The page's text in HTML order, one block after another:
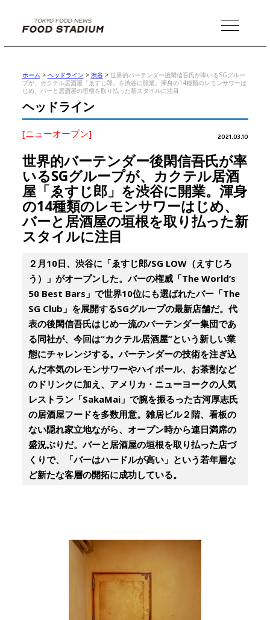
MENU
ホーム > ヘッドライン > 渋谷> 世界的バーテンダー後閑信吾氏が率いるSGグルー
プが、カクテル居酒屋「ゑすじ郎」を渋谷に開業。渾身の14種類のレモンサワーは
じめ、バーと居酒屋の垣根を取り払った新スタイルに注目
ヘッドライン
[ニューオープン] 2021.03.10
世界的バーテンダー後閑信吾氏が率
いるSGグループが、カクテル居酒
屋「ゑすじ郎」を渋谷に開業。渾身
の14種類のレモンサワーはじめ、
バーと居酒屋の垣根を取り払った新
スタイルに注目
２月10日、渋谷に「ゑすじ郎/SG LOW（えすじろ
う）」がオープンした。バーの権威「The World’s
50 Best Bars」で世界10位にも選ばれたバー「The
SG Club」を展開するSGグループの最新店舗だ。代
表の後閑信吾氏はじめ一流のバーテンダー集団であ
る同社が、今回は“カクテル居酒屋”という新しい業
態にチャレンジする。バーテンダーの技術を注ぎ込
んだ本気のレモンサワーやハイボール、お茶割など
のドリンクに加え、アメリカ・ニューヨークの人気
レストラン「SakaMai」で腕を振るった古河厚志氏
の居酒屋フードを多数用意。雑居ビル２階、看板の
ない隠れ家立地ながら、オープン時から連日満席の
盛況ぶりだ。バーと居酒屋の垣根を取り払った店づ
くりで、「バーはハードルが高い」という若年層な
ど新たな客層の開拓に成功している。